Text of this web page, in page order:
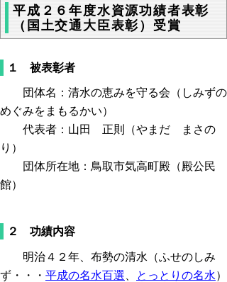
平成２６年度水資源功績者表彰
（国土交通大臣表彰）受賞
１ 被表彰者
団体名：清水の恵みを守る会（しみずの
めぐみをまもるかい）
代表者：山田 正則（やまだ まさの
り）
団体所在地：鳥取市気高町殿（殿公民
館）
２ 功績内容
明治４２年、布勢の清水（ふせのしみ
ず・・・ 平成の名水百選 とっとりの名水）